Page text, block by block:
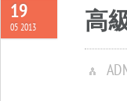
19
05 2013 高